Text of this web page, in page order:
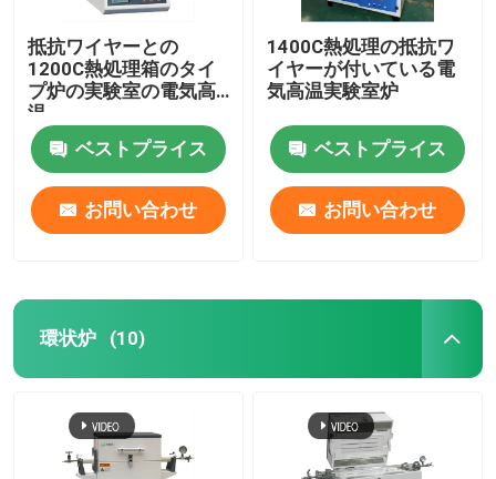
抵抗ワイヤーとの
1200C熱処理箱のタイ
プ炉の実験室の電気高
温
ベストプライス
お問い合わせ
1400C熱処理の抵抗ワ
イヤーが付いている電
気高温実験室炉
ベストプライス
お問い合わせ
環状炉 (10)